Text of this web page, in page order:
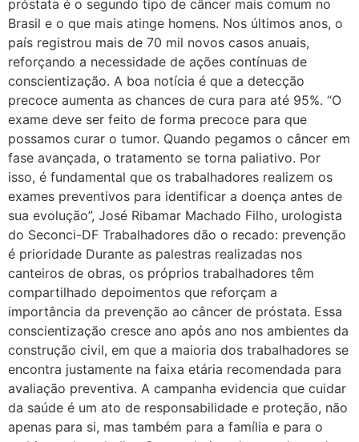
próstata é o segundo tipo de câncer mais comum no
Brasil e o que mais atinge homens. Nos últimos anos, o
país registrou mais de 70 mil novos casos anuais,
reforçando a necessidade de ações contínuas de
conscientização. A boa notícia é que a detecção
precoce aumenta as chances de cura para até 95%. “O
exame deve ser feito de forma precoce para que
possamos curar o tumor. Quando pegamos o câncer em
fase avançada, o tratamento se torna paliativo. Por
isso, é fundamental que os trabalhadores realizem os
exames preventivos para identificar a doença antes de
sua evolução”, José Ribamar Machado Filho, urologista
do Seconci-DF Trabalhadores dão o recado: prevenção
é prioridade Durante as palestras realizadas nos
canteiros de obras, os próprios trabalhadores têm
compartilhado depoimentos que reforçam a
importância da prevenção ao câncer de próstata. Essa
conscientização cresce ano após ano nos ambientes da
construção civil, em que a maioria dos trabalhadores se
encontra justamente na faixa etária recomendada para
avaliação preventiva. A campanha evidencia que cuidar
da saúde é um ato de responsabilidade e proteção, não
apenas para si, mas também para a família e para o